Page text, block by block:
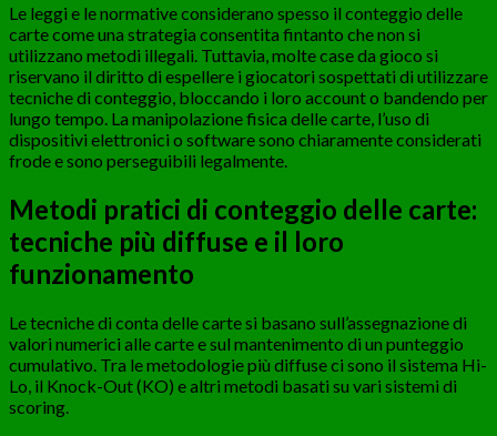
Le leggi e le normative considerano spesso il conteggio delle
carte come una strategia consentita fintanto che non si
utilizzano metodi illegali. Tuttavia, molte case da gioco si
riservano il diritto di espellere i giocatori sospettati di utilizzare
tecniche di conteggio, bloccando i loro account o bandendo per
lungo tempo. La manipolazione fisica delle carte, l’uso di
dispositivi elettronici o software sono chiaramente considerati
frode e sono perseguibili legalmente.
Metodi pratici di conteggio delle carte:
tecniche più diffuse e il loro
funzionamento
Le tecniche di conta delle carte si basano sull’assegnazione di
valori numerici alle carte e sul mantenimento di un punteggio
cumulativo. Tra le metodologie più diffuse ci sono il sistema Hi-
Lo, il Knock-Out (KO) e altri metodi basati su vari sistemi di
scoring.